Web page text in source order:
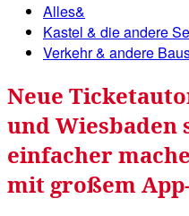
Alles&
Kastel & die andere
Verkehr & andere
Neue
und Wiesbaden
einfacher
mit großem